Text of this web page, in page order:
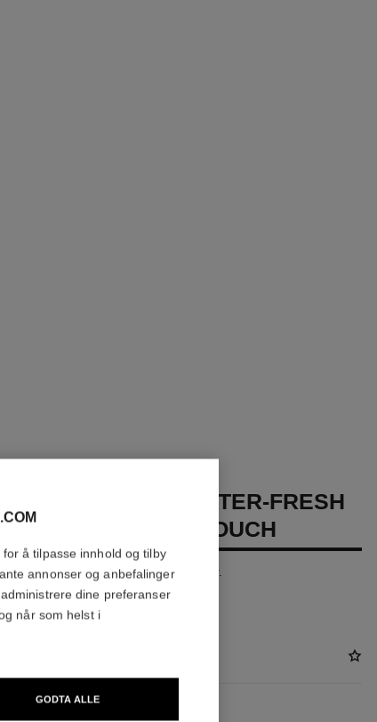
LES BEIGES WATER-FRESH
COMPLEXION TOUCH
Jevner Ut – Lyser Opp – Fukter.
Flere detaljer
Ref. 184828
å tilpasse innhold og tilby
annonser og anbefalinger
dine preferanser
når som helst i
GODTA ALLE